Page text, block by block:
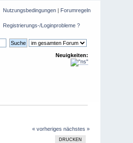
Nutzungsbedingungen| Forumregeln
Registrierungs-/Loginprobleme ?
Neuigkeiten:
« vorheriges nächstes »
DRUCKEN